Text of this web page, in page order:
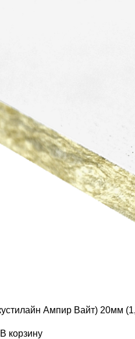
Ампир Вайт) 20мм
В корзину